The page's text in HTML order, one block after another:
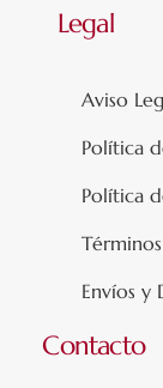
Legal
Aviso
Política
Política
Envíos y
Contacto